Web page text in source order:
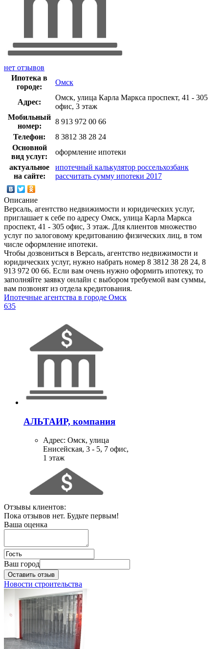
нет отзывов
Ипотека в
городе:
Омск
Адрес:
Омск, улица Карла Маркса проспект, 41 - 305
офис, 3 этаж
Мобильный
номер:
8 913 972 00 66
Телефон:
8 3812 38 28 24
Основной
вид услуг:
оформление ипотеки
актуальное
на сайте:
ипотечный калькулятор россельхозбанк
рассчитать сумму ипотеки 2017
Описание
Версаль, агентство недвижимости и юридических услуг,
приглашает к себе по адресу Омск, улица Карла Маркса
проспект, 41 - 305 офис, 3 этаж. Для клиентов множество
услуг по залоговому кредитованию физических лиц, в том
числе оформление ипотеки.
Чтобы дозвониться в Версаль, агентство недвижимости и
юридических услуг, нужно набрать номер 8 3812 38 28 24, 8
913 972 00 66. Если вам очень нужно оформить ипотеку, то
заполняйте заявку онлайн с выбором требуемой вам суммы,
вам позвонят из отдела кредитования.
Ипотечные агентства в городе Омск
635
АЛЬТАИР, компания
Адрес: Омск, улица
Енисейская, 3 - 5, 7 офис,
1 этаж
Алые паруса, агентство
недвижимости
Адрес:Омск, улица
Фрунзе, 80 / Герцена, 18 -
428 офис, 4 этаж
Отзывы клиентов:
Пока отзывов нет. Будьте первым!
Ваша оценка
Ваш город
Оставить отзыв
Новости строительства